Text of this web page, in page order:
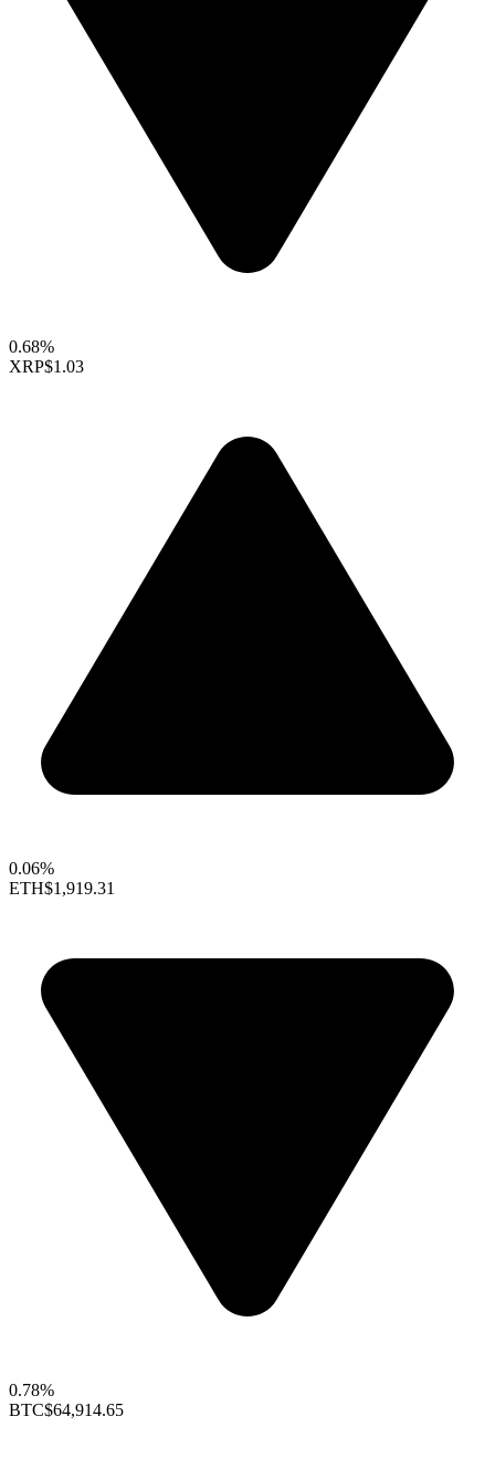
0.68%
XRP$1.03
0.06%
ETH$1,919.31
0.78%
BTC$64,914.65